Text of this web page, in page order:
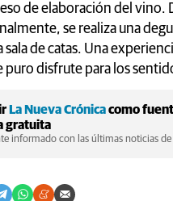
de elaboración del vino.
se realiza una
sala de catas. Una
puro disfrute para los
La Nueva Crónicacomo
gratuita
informado con las últimas noticias